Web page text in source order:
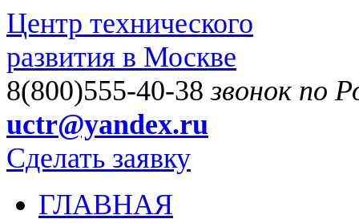
Центр технического
развития в Москве
8(800)555-40-38звонок по
uctr@yandex.ru
Сделать заявку
ГЛАВНАЯ